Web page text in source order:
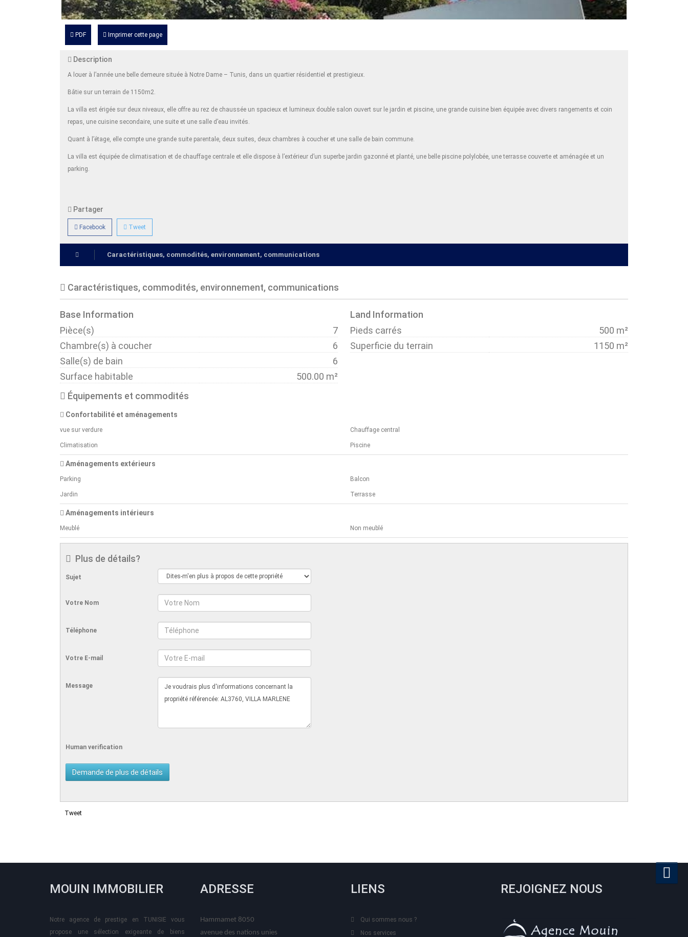
PDF Imprimer cette page
Description
A louer à l’année une belle demeure située à Notre Dame – Tunis, dans un quartier résidentiel et prestigieux.
Bâtie sur un terrain de 1150m2.
La villa est érigée sur deux niveaux, elle offre au rez de chaussée un spacieux et lumineux double salon ouvert sur le jardin et piscine, une grande cuisine bien équipée avec divers rangements et coin
repas, une cuisine secondaire, une suite et une salle d’eau invités.
Quant à l’étage, elle compte une grande suite parentale, deux suites, deux chambres à coucher et une salle de bain commune.
La villa est équipée de climatisation et de chauffage centrale et elle dispose à l’extérieur d’un superbe jardin gazonné et planté, une belle piscine polylobée, une terrasse couverte et aménagée et un
parking.
Partager
Facebook Tweet
Caractéristiques, commodités, environnement, communications
Caractéristiques, commodités, environnement, communications
Base Information
Pièce(s)
7
Chambre(s) à coucher
6
Salle(s) de bain
6
Surface habitable
500.00 m²
Land Information
Pieds carrés
500 m²
Superficie du terrain
1150 m²
Équipements et commodités
Confortabilité et aménagements
vue sur verdure Chauffage central
Climatisation Piscine
Aménagements extérieurs
Parking Balcon
Jardin Terrasse
Aménagements intérieurs
Meublé Non meublé
Plus de détails?
Sujet
Votre Nom
Téléphone
Votre E-mail
Message
Human verification
Tweet
MOUIN IMMOBILIER
Notre agence de prestige en TUNISIE vous
propose une sélection exigeante de biens
ADRESSE
Hammamet 8050
avenue des nations unies
LIENS
Qui sommes nous ?
Nos services
REJOIGNEZ NOUS